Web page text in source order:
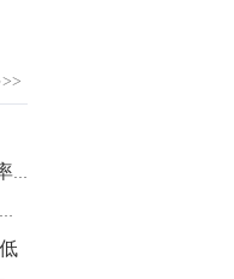
期市猎手：铁矿上行步伐暂缓，回调概率大
市场担心原油需求进一步受创 减产执行率下降令油价承压